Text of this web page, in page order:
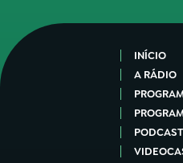
INÍCIO
A RÁDIO